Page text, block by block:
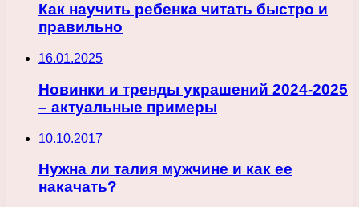
Как научить ребенка читать быстро и
правильно
16.01.2025
Новинки и тренды украшений 2024-2025
– актуальные примеры
10.10.2017
Нужна ли талия мужчине и как ее
накачать?